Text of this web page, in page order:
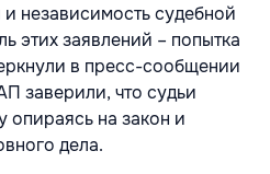
независимость судебной
этих заявлений – попытка
в пресс-сообщении
заверили, что судьи
на закон и
дела.